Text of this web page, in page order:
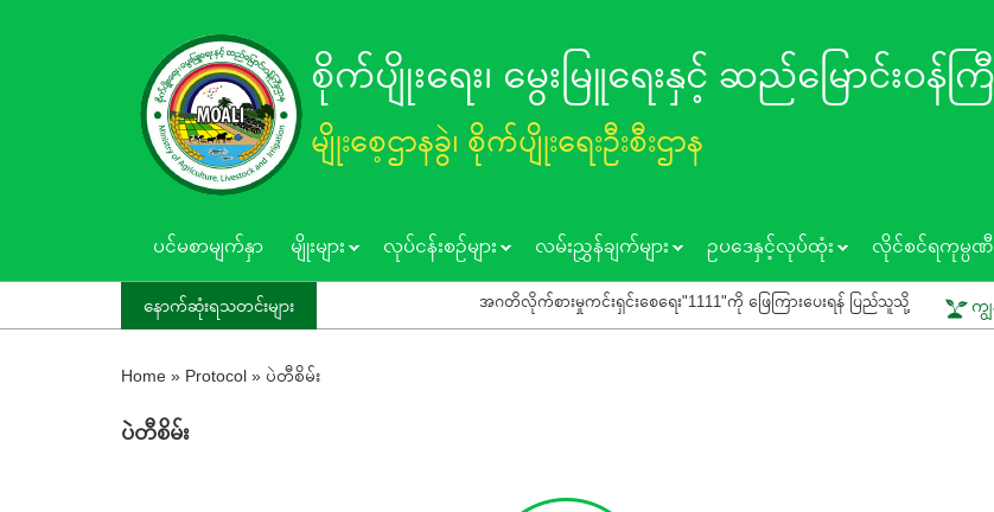
စိုက်ပျိုးရေး၊ မွေးမြူရေးနှင့် ဆည်မြောင်း၀န်ကြီ
မျိုးစေ့ဌာနခွဲ၊ စိုက်ပျိုးရေးဦးစီးဌာန
ပင်မစာမျက်နှာ မျိုးများ လုပ်ငန်းစဥ်များ လမ်းညွှန်ချက်များ ဥပဒေနှင့်လုပ်ထုံး လိုင်စင်ရကုမ္ပဏီမ
နောက်ဆုံးရသတင်းများ အဂတိလိုက်စားမှုကင်းရှင်းစေရေး"1111"ကို ဖြေကြားပေးရန် ပြည်သူသို့ သတိပေးနှိုးဆော်ခြင်း က
Home » Protocol » ပဲတီစိမ်း
ပဲတီစိမ်း